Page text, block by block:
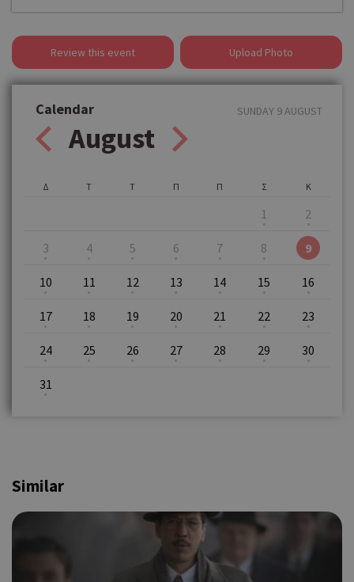
Review this event Upload Photo
Calendar
August
SUNDAY 9 AUGUST
Δ Τ Τ Π Π Σ
1
Κ
2
3 4 5 6 7 8 9
10 11 12 13 14 15 16
17 18 19 20 21 22 23
24 25 26 27 28 29 30
31
Similar